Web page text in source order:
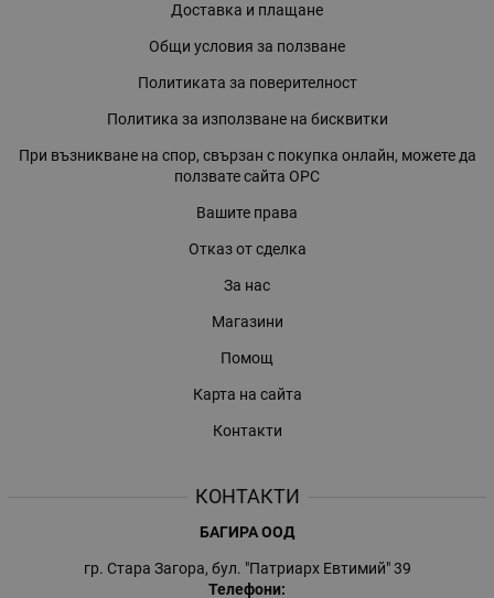
Доставка и плащане
Общи условия за ползване
Политиката за поверителност
Политика за използване на бисквитки
При възникване на спор, свързан с покупка онлайн, можете да
ползвате сайта ОРС
Вашите права
Отказ от сделка
За нас
Магазини
Помощ
Карта на сайта
Контакти
КОНТАКТИ
БАГИРА ООД
гр. Стара Загора, бул. "Патриарх Евтимий" 39
Телефони: